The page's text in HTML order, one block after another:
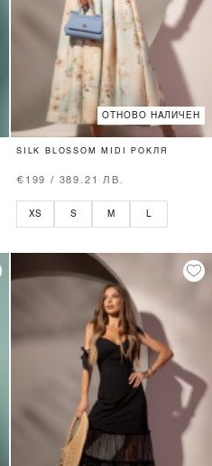
ОТНОВО НАЛИЧЕН
SILK BLOSSOM MIDI РОКЛЯ
€199 / 389.21 ЛВ.
XS S M L